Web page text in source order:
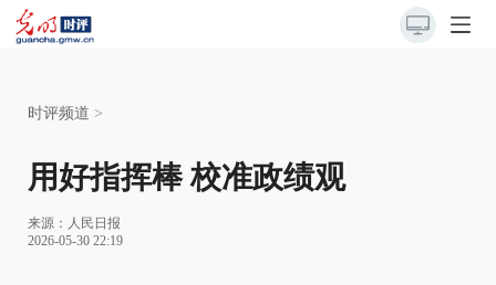
时评频道 >
用好指挥棒 校准政绩观
来源： 人民日报
2026-05-30 22:19